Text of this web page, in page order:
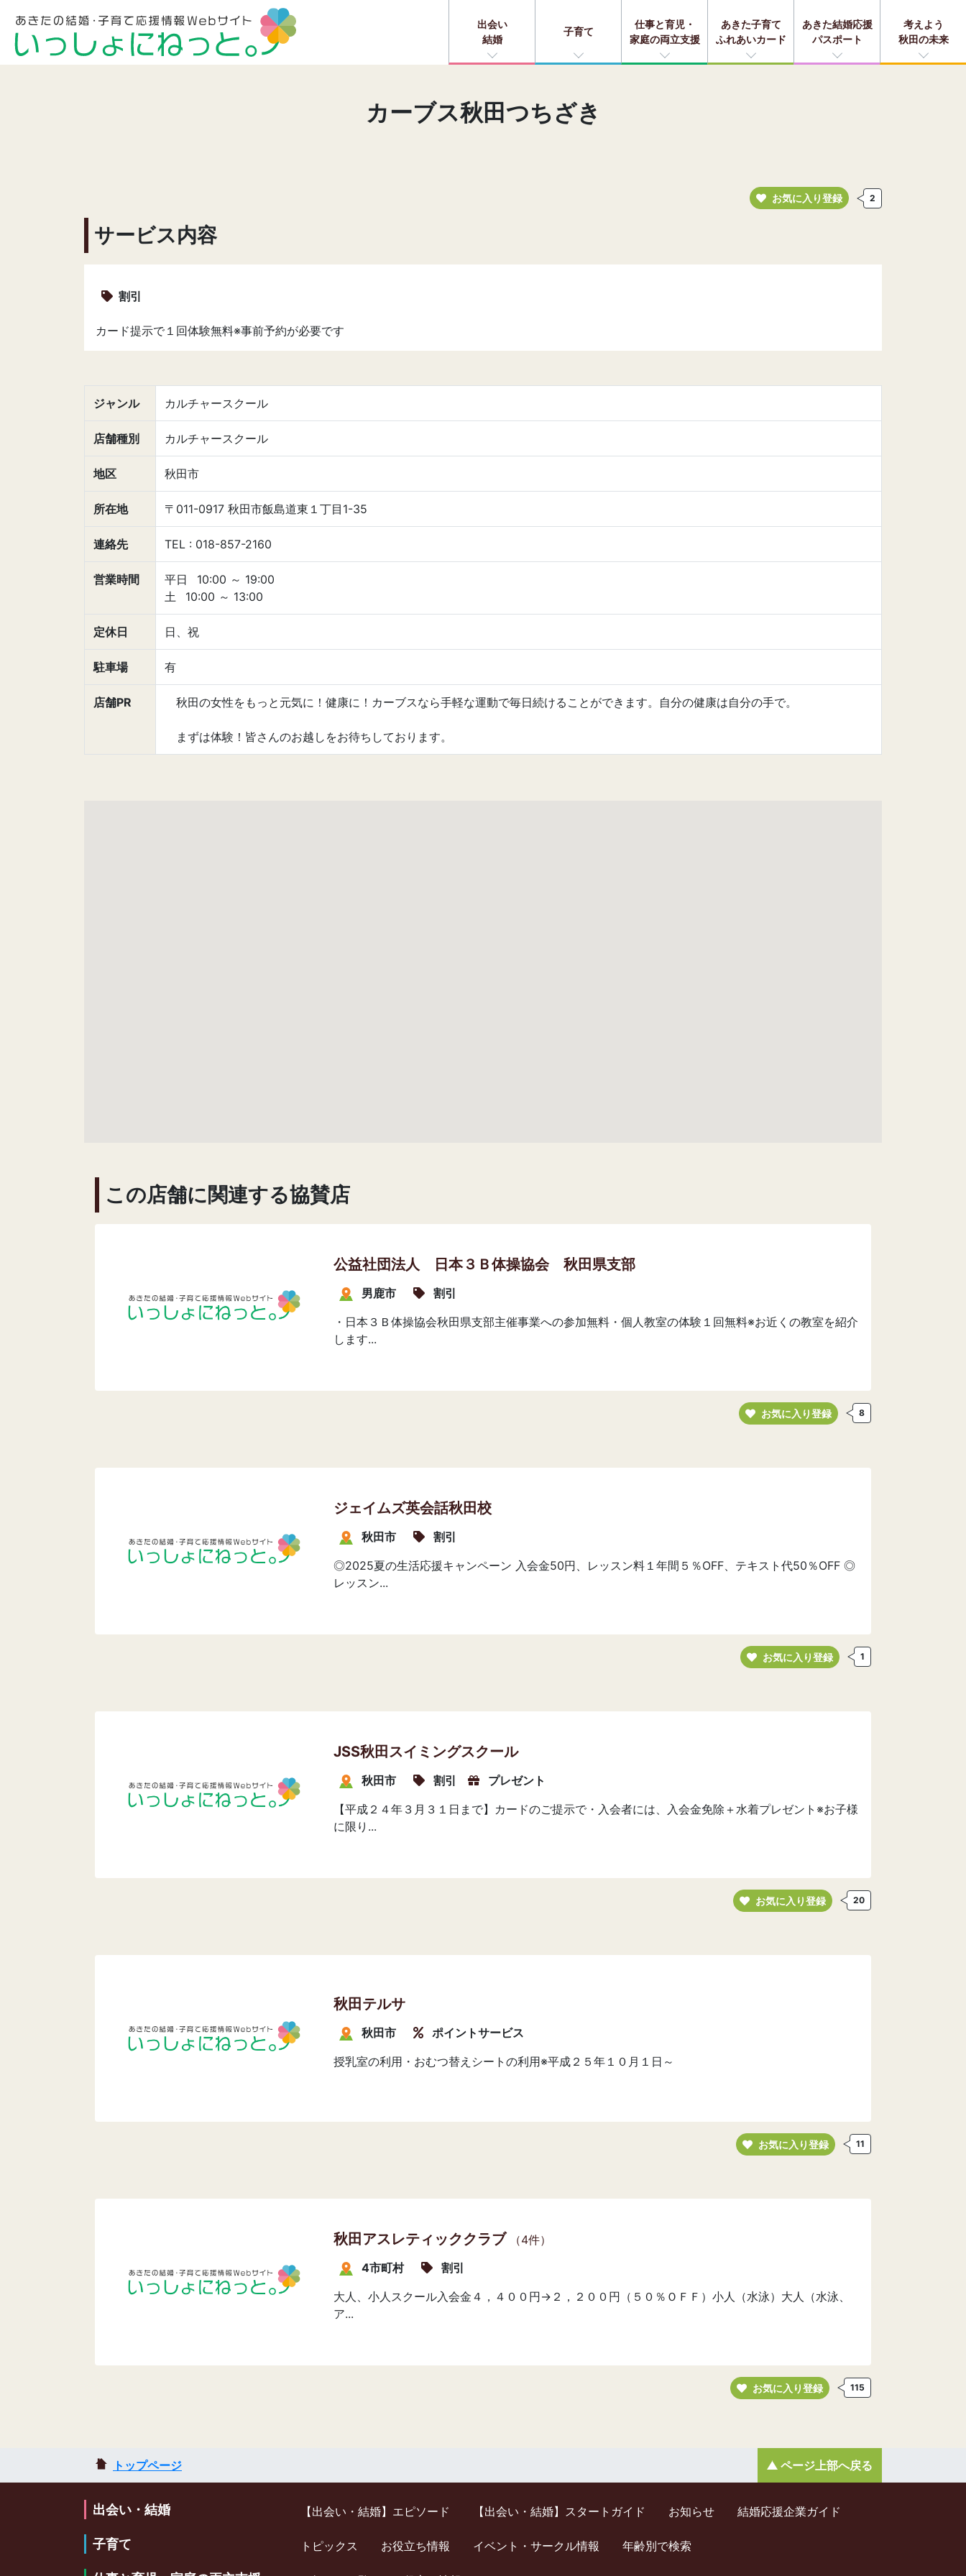
出会い
結婚
子育て
仕事と育児・
家庭の両立支援
あきた子育て
ふれあいカード
あきた結婚応援
パスポート
考えよう
秋田の未来
カーブス秋田つちざき
お気に入り登録 2
サービス内容
割引
カード提示で１回体験無料※事前予約が必要です
ジャンル カルチャースクール
店舗種別 カルチャースクール
地区 秋田市
所在地 〒011-0917 秋田市飯島道東１丁目1-35
連絡先 TEL : 018-857-2160
営業時間 平日 10:00 ～ 19:00
土
10:00 ～ 13:00
定休日 日、祝
駐車場 有
店舗PR 秋田の女性をもっと元気に！健康に！カーブスなら手軽な運動で毎日続けることができます。自分の健康は自分の手で。
まずは体験！皆さんのお越しをお待ちしております。
この店舗に関連する協賛店
公益社団法人 日本３Ｂ体操協会 秋田県支部
男鹿市
割引
・日本３Ｂ体操協会秋田県支部主催事業への参加無料・個人教室の体験１回無料※お近くの教室を紹介
します...
お気に入り登録 8
ジェイムズ英会話秋田校
秋田市
割引
◎2025夏の生活応援キャンペーン 入会金50円、レッスン料１年間５％OFF、テキスト代50％OFF ◎
レッスン...
お気に入り登録 1
JSS秋田スイミングスクール
秋田市 割引
プレゼント
【平成２４年３月３１日まで】カードのご提示で・入会者には、入会金免除＋水着プレゼント※お子様
に限り...
お気に入り登録 20
秋田テルサ
秋田市
ポイントサービス
授乳室の利用・おむつ替えシートの利用※平成２５年１０月１日～
お気に入り登録 11
秋田アスレティッククラブ
（4件）
4市町村
割引
大人、小人スクール入会金４，４００円→２，２００円（５０％ＯＦＦ）小人（水泳）大人（水泳、
ア...
お気に入り登録 115
トップページ ページ上部へ戻る
出会い・結婚 【出会い・結婚】エピソード 【出会い・結婚】スタートガイド お知らせ 結婚応援企業ガイド
子育て トピックス お役立ち情報 イベント・サークル情報 年齢別で検索